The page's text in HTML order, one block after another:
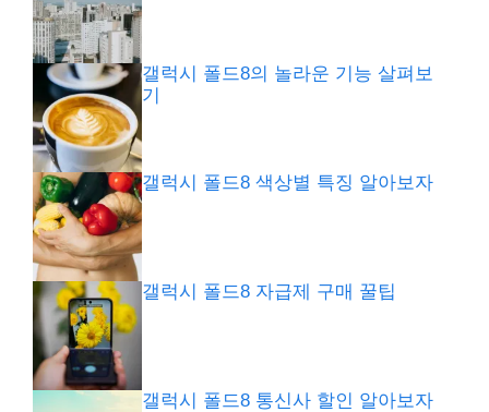
갤럭시 폴드8의 놀라운 기능 살펴보
기
갤럭시 폴드8 색상별 특징 알아보자
갤럭시 폴드8 자급제 구매 꿀팁
갤럭시 폴드8 통신사 할인 알아보자